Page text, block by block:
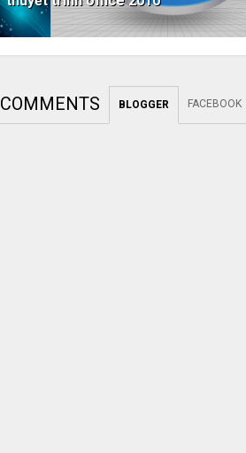
COMMENTS BLOGGER FACEBOOK